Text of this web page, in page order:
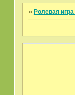
» Ролевая